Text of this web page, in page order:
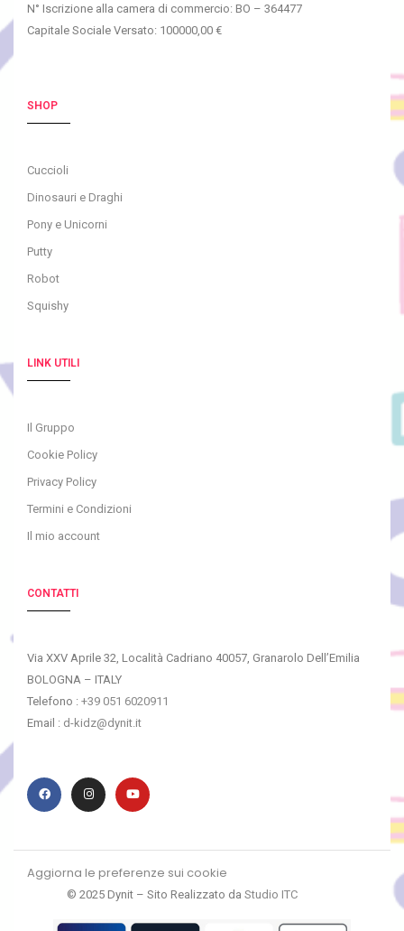
N° Iscrizione alla camera di commercio: BO – 364477
Capitale Sociale Versato: 100000,00 €
SHOP
Cuccioli
Dinosauri e Draghi
Pony e Unicorni
Putty
Robot
Squishy
LINK UTILI
Il Gruppo
Cookie Policy
Privacy Policy
Termini e Condizioni
Il mio account
CONTATTI
Via XXV Aprile 32, Località Cadriano 40057, Granarolo Dell’Emilia
BOLOGNA – ITALY
Telefono : +39 051 6020911
Email : d-kidz@dynit.it
Aggiorna le preferenze sui cookie
© 2025 Dynit – Sito Realizzato da Studio ITC